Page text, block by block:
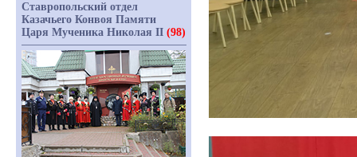
Ставропольский отдел
Казачьего Конвоя Памяти
Царя Мученика Николая II (98)